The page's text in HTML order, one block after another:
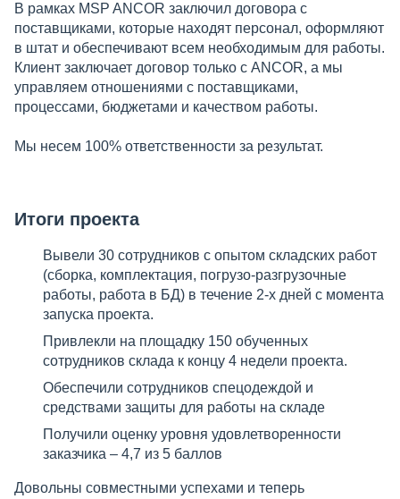
В рамках MSP ANCOR заключил договора с
поставщиками, которые находят персонал, оформляют
в штат и обеспечивают всем необходимым для работы.
Клиент заключает договор только с ANCOR, а мы
управляем отношениями с поставщиками,
процессами, бюджетами и качеством работы.
Мы несем 100% ответственности за результат.
Итоги проекта
Вывели 30 сотрудников с опытом складских работ
(сборка, комплектация, погрузо-разгрузочные
работы, работа в БД) в течение 2-х дней с момента
запуска проекта.
Привлекли на площадку 150 обученных
сотрудников склада к концу 4 недели проекта.
Обеспечили сотрудников спецодеждой и
средствами защиты для работы на складе
Получили оценку уровня удовлетворенности
заказчика – 4,7 из 5 баллов
Довольны совместными успехами и теперь